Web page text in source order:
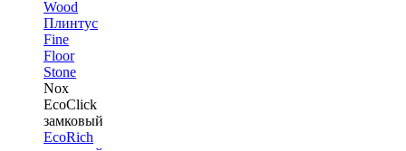
Wood
Плинтус
Fine
Floor
Stone
Nox
EcoClick
замковый
EcoRich